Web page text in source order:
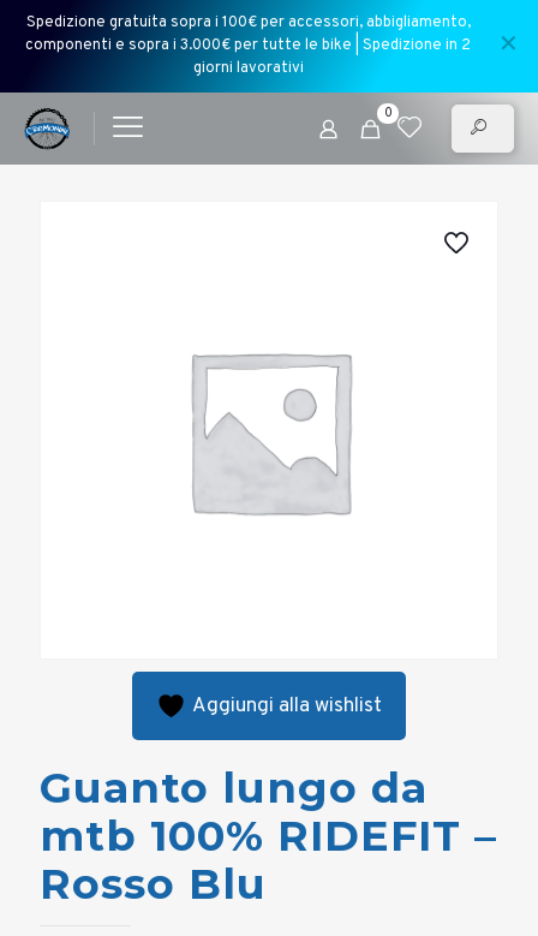
Spedizione gratuita sopra i 100€ per accessori, abbigliamento,
componenti e sopra i 3.000€ per tutte le bike | Spedizione in 2
giorni lavorativi
✕
0
Aggiungi alla wishlist
Guanto lungo da
mtb 100% RIDEFIT –
Rosso Blu